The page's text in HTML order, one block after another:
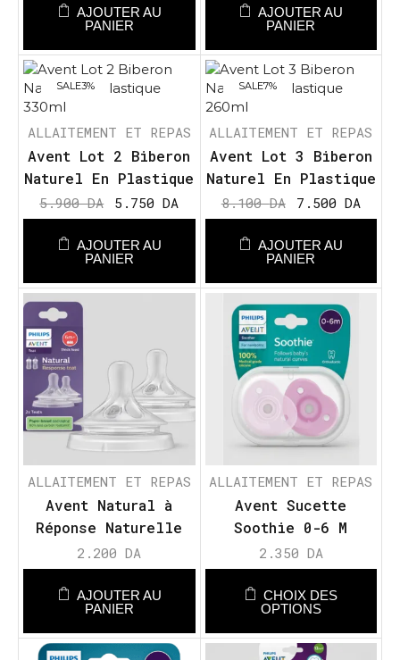
AirFree
AJOUTER AU
PANIER
AirFree
AJOUTER AU
PANIER
SALE3%
ALLAITEMENT ET REPAS
Avent Lot 2 Biberon
Naturel En Plastique
330ml
5.900DA 5.750DA
AJOUTER AU
PANIER
SALE7%
ALLAITEMENT ET REPAS
Avent Lot 3 Biberon
Naturel En Plastique
260ml
8.100DA 7.500 DA
AJOUTER AU
PANIER
ALLAITEMENT ET REPAS
Avent Natural à
Réponse Naturelle
Tétine – Débit 6m+
FOOD
2.200DA
AJOUTER AU
PANIER
ALLAITEMENT ET REPAS
Avent Sucette
Soothie 0-6 M
2.350 DA
CHOIX DES
OPTIONS